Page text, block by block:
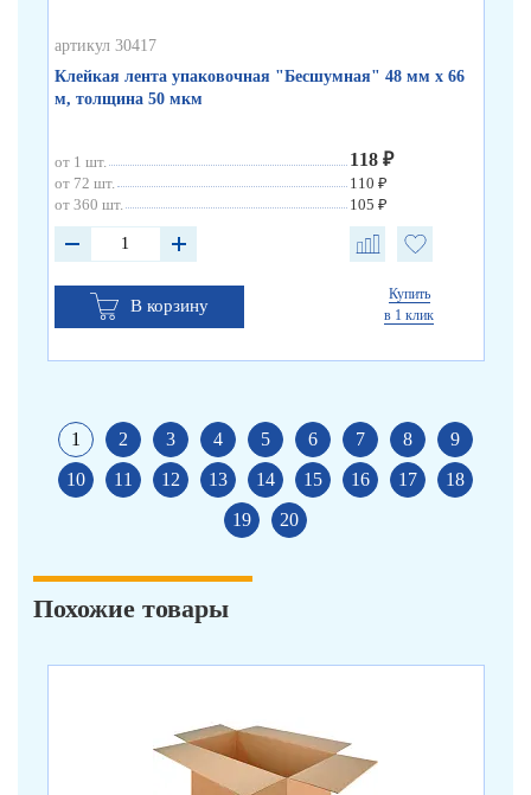
артикул 30417
Клейкая лента упаковочная "Бесшумная" 48 мм х 66
м, толщина 50 мкм
от 1 шт. 118 ₽
от 72 шт.
110 ₽
от 360 шт.
105 ₽
В корзину
Купить
в 1 клик
1 2 3 4 5 6 7 8
9
10
11 12 13 14 15 16 17
18
19
20
Похожие товары